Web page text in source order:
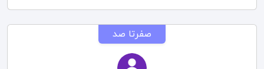
صفرتا صد